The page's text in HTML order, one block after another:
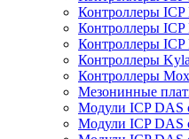
Контроллеры
Контроллеры
Контроллеры
Контроллеры
Контроллеры
Мезонинные
Модули ICP DAS
Модули ICP DAS